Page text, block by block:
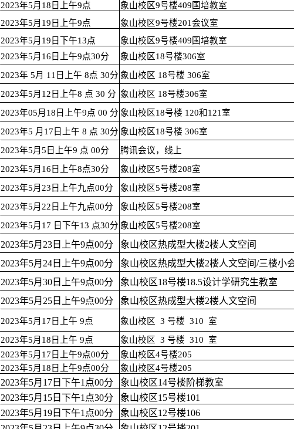
2023年5月18日上午9点
象山校区9号楼409国培教室
2023年5月19日上午9点
象山校区9号楼201会议室
2023年5月19日下午13点 象山校区9号楼409国培教室
2023年5月16日上午9点30分
象山校区18号楼306室
2023年 5月 11日上午 8点 30分 象山校区 18号楼 306室
2023年5月12日上午8 点 30 分 象山校区 18号楼306室
2023年05月18日上午9点 00 分 象山校区18号楼 120和121室
2023年5 月17日上午 8 点 30分 象山校区18号楼 306室
2023年5月5日上午9 点 00分
腾讯会议，线上
2023年5月16日上午8点30分
象山校区5号楼208室
2023年5月23日上午九点00分
象山校区5号楼208室
2023年5月22日上午九点00分
象山校区5号楼208室
2023年5月17 日下午13 点30分 象山校区5号楼208室
2023年5月23日上午9点00分
象山校区热成型大楼2楼人文空间
2023年5月24日上午9点00分
象山校区热成型大楼2楼人文空间/三楼小
2023年5月30日上午9点00分
象山校区18号楼18.5设计学研究生教室
2023年5月25日上午9点00分 象山校区热成型大楼2楼人文空间
2023年5月17日上午 9点
象山校区 3 号楼 310 室
2023年5月18日上午 9点 象山校区 3 号楼 310 室
2023年5月17日上午9点00分
象山校区4号楼205
2023年5月18日上午9点00分 象山校区4号楼205
2023年5月17日下午1点00分
象山校区14号楼阶梯教室
2023年5月15日下午1点30分
象山校区15号楼101
2023年5月19日下午1点00分
象山校区12号楼106